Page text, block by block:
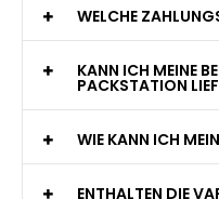
WELCHE
KANN ICH MEINE
PACKSTATION
WIE KANN ICH
ENTHALTEN DIE